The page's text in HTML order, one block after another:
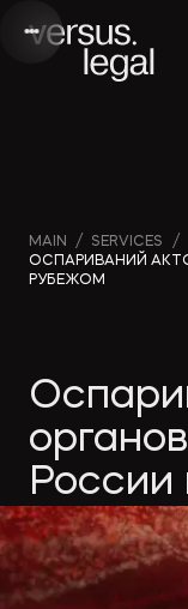
и
MAIN / SERVICES
/
ОСПАРИВАНИЙ
РУБЕЖОМ
России